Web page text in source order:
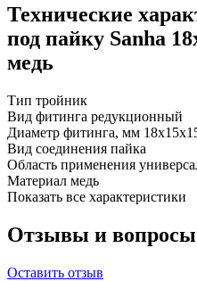
Технические
под пайку Sanha
медь
Тип тройник
Вид фитинга редукционный
Диаметр фитинга, мм
Вид соединения пайка
Область применения
Материал медь
Показать все характеристики
Отзывы и вопросы
Оставить отзыв